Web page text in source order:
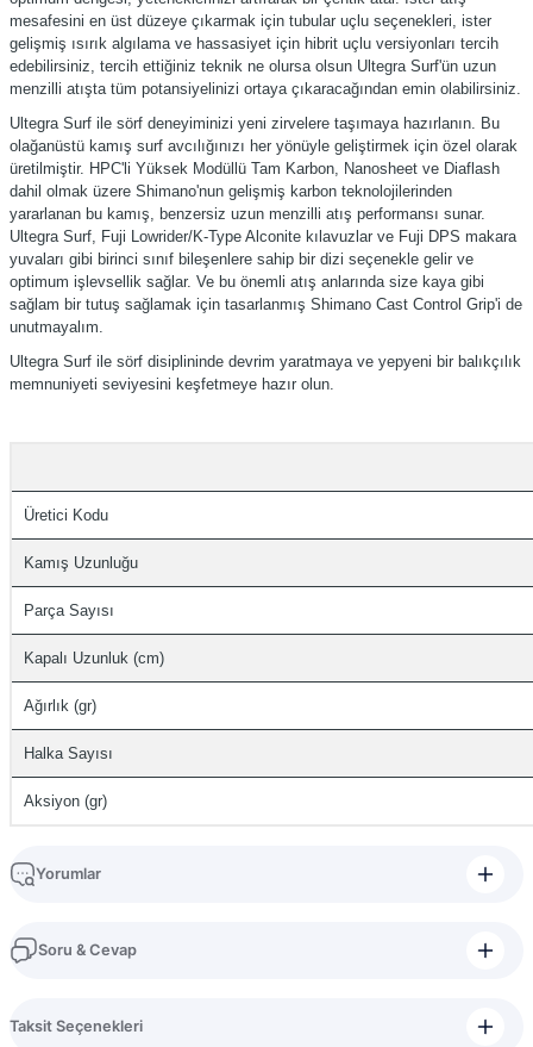
mesafesini en üst düzeye çıkarmak için tubular uçlu seçenekleri, ister
gelişmiş ısırık algılama ve hassasiyet için hibrit uçlu versiyonları tercih
edebilirsiniz, tercih ettiğiniz teknik ne olursa olsun Ultegra Surf'ün uzun
menzilli atışta tüm potansiyelinizi ortaya çıkaracağından emin olabilirsiniz.
Ultegra Surf ile sörf deneyiminizi yeni zirvelere taşımaya hazırlanın. Bu
olağanüstü kamış surf avcılığınızı her yönüyle geliştirmek için özel olarak
üretilmiştir. HPC'li Yüksek Modüllü Tam Karbon, Nanosheet ve Diaflash
dahil olmak üzere Shimano'nun gelişmiş karbon teknolojilerinden
yararlanan bu kamış, benzersiz uzun menzilli atış performansı sunar.
Ultegra Surf, Fuji Lowrider/K-Type Alconite kılavuzlar ve Fuji DPS makara
yuvaları gibi birinci sınıf bileşenlere sahip bir dizi seçenekle gelir ve
optimum işlevsellik sağlar. Ve bu önemli atış anlarında size kaya gibi
sağlam bir tutuş sağlamak için tasarlanmış Shimano Cast Control Grip'i de
unutmayalım.
Ultegra Surf ile sörf disiplininde devrim yaratmaya ve yepyeni bir balıkçılık
memnuniyeti seviyesini keşfetmeye hazır olun.
Üretici Kodu
Kamış Uzunluğu
Parça Sayısı
Kapalı Uzunluk (cm)
Ağırlık (gr)
Halka Sayısı
Aksiyon (gr)
Yorumlar
Soru & Cevap
Taksit Seçenekleri